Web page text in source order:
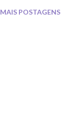
MAIS POSTAGENS